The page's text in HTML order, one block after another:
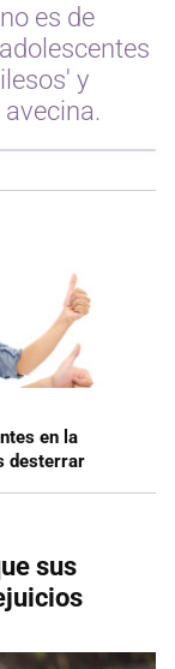
es de
y
en la
desterrar
sus